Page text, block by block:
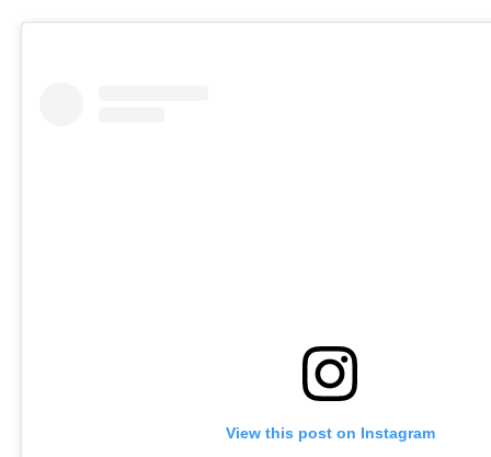
View this post on Instagram